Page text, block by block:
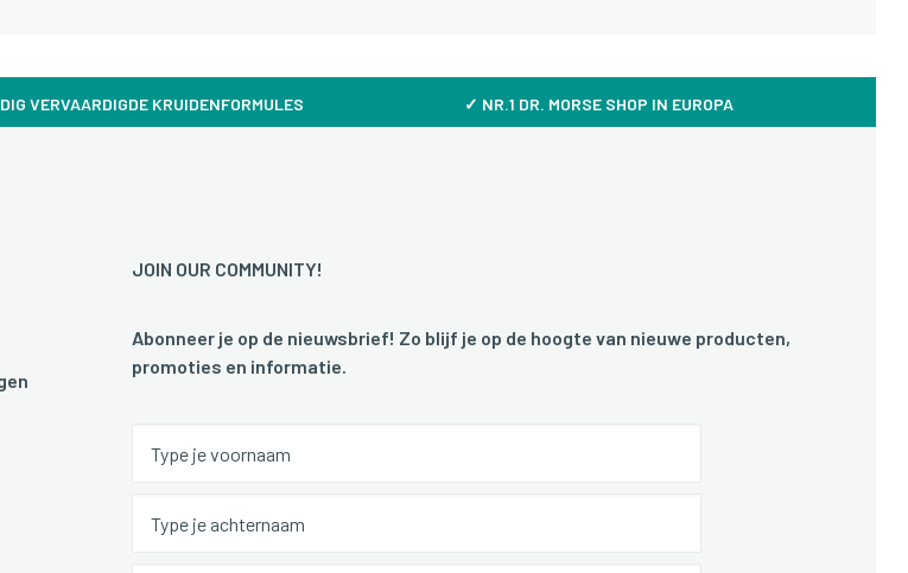
VERVAARDIGDE KRUIDENFORMULES ✓ NR.1 DR. MORSE SHOP IN EUROPA
JOIN OUR COMMUNITY!
Abonneer je op de nieuwsbrief! Zo blijf je op de hoogte van nieuwe producten,
promoties en informatie.